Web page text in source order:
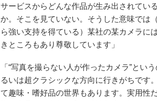
サービスからどんな作品が生み出されてい
か。そこを見ていない。そうした意味では
ら強い支持を得ている）某社の某カメラに
きところもあり尊敬しています」
「“写真を撮らない人が作ったカメラ”とい
るいは超クラシックな方向に行きがちです
て趣味・嗜好品の世界もあります。実用性